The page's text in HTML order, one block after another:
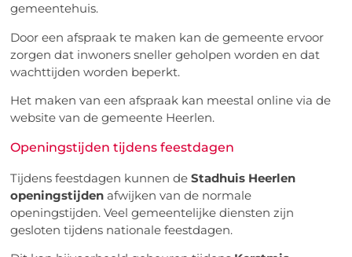
gemeentehuis.
Door een afspraak te maken kan de gemeente ervoor
zorgen dat inwoners sneller geholpen worden en dat
wachttijden worden beperkt.
Het maken van een afspraak kan meestal online via de
website van de gemeente Heerlen.
Openingstijden tijdens feestdagen
Tijdens feestdagen kunnen deStadhuis Heerlen
openingstijden afwijken van de normale
openingstijden. Veel gemeentelijke diensten zijn
gesloten tijdens nationale feestdagen.